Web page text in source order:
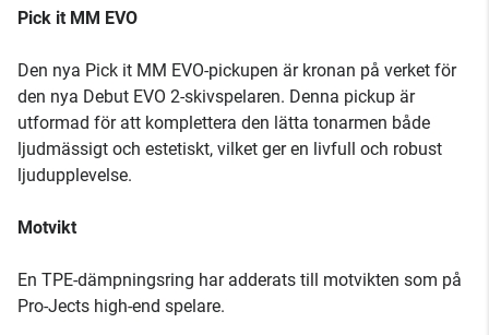
Pick it MM EVO
Den nya Pick it MM EVO-pickupen är kronan på verket för
den nya Debut EVO 2-skivspelaren. Denna pickup är
utformad för att komplettera den lätta tonarmen både
ljudmässigt och estetiskt, vilket ger en livfull och robust
ljudupplevelse.
Motvikt
En TPE-dämpningsring har adderats till motvikten som på
Pro-Jects high-end spelare.